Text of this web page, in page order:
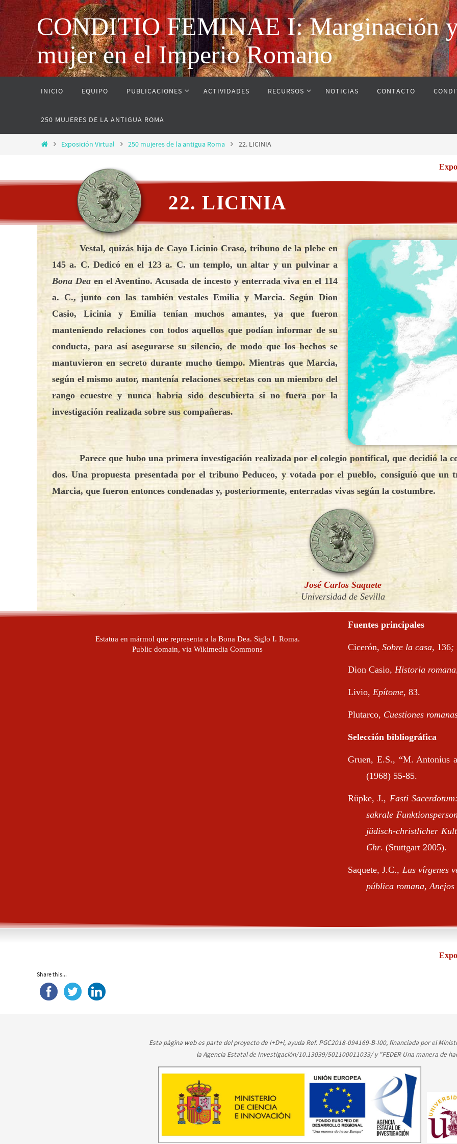
CONDITIO FEMINAE I: Marginación
mujer en el Imperio Romano
INICIO EQUIPO PUBLICACIONES ACTIVIDADES RECURSOS NOTICIAS CONTACTO
250 MUJERES DE LA ANTIGUA ROMA
Exposición Virtual 250 mujeres de la antigua Roma 22. LICINIA
22. LICINIA
Vestal, quizás hija de Cayo Licinio Craso, tribuno de la plebe en
145 a. C. Dedicó en el 123 a. C. un templo, un altar y un pulvinar a
Bona Deaen el Aventino. Acusada de incesto y enterrada viva en el 114
a. C., junto con las también vestales Emilia y Marcia. Según Dion
Casio, Licinia y Emilia tenían muchos amantes, ya que fueron
manteniendo relaciones con todos aquellos que podían informar de su
conducta, para así asegurarse su silencio, de modo que los hechos se
mantuvieron en secreto durante mucho tiempo. Mientras que Marcia,
según el mismo autor, mantenía relaciones secretas con un miembro del
rango ecuestre y nunca habría sido descubierta si no fuera por la
investigación realizada sobre sus compañeras.
Parece que hubo una primera investigación realizada por el colegio pontifical, que decidió la
dos. Una propuesta presentada por el tribuno Peduceo, y votada por el pueblo, consiguió que
Marcia, que fueron entonces condenadas y, posteriormente, enterradas vivas según la costumbre.
José Carlos Saquete
Universidad de Sevilla
Estatua en mármol que representa a la Bona Dea. Siglo I. Roma.
Public domain, via Wikimedia Commons
Fuentes principales
Cicerón, Sobre la casa, 136;
Dion Casio, Historia romana
Livio, Epítome, 83.
Plutarco, Cuestiones
Selección bibliográfica
Gruen, E.S., “M. Antonius
(1968) 55-85.
Rüpke, J., Fasti
sakrale
jüdisch-christlicher
Chr. (Stuttgart 2005).
Saquete, J.C., Las vírgenes
pública romana,Anejos
Share this...
Esta página web es parte del proyecto de I+D+i, ayuda Ref. PGC2018-094169-B-I00, financiada por el
la Agencia Estatal de Investigación/10.13039/501100011033/ y "FEDER Una manera de